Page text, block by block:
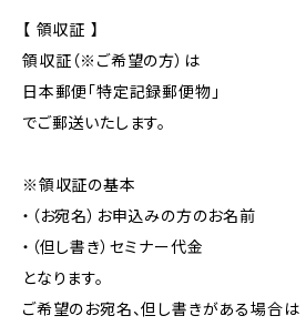
【 領収証 】
領収証（※ご希望の方）は
日本郵便「特定記録郵便物」
でご郵送いたします。
※領収証の基本
・（お宛名）お申込みの方のお名前
・（但し書き）セミナー代金
となります。
ご希望のお宛名、但し書きがある場合は